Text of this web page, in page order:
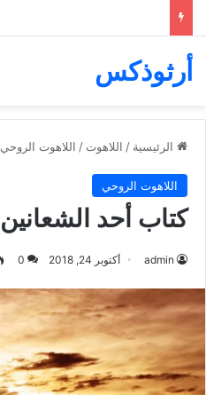
أرثوذكس
الرئيسية / اللاهوت / اللاهوت الروحي
اللاهوت الروحي
كتاب أحد الشعانين
admin أكتوبر 24, 2018 0